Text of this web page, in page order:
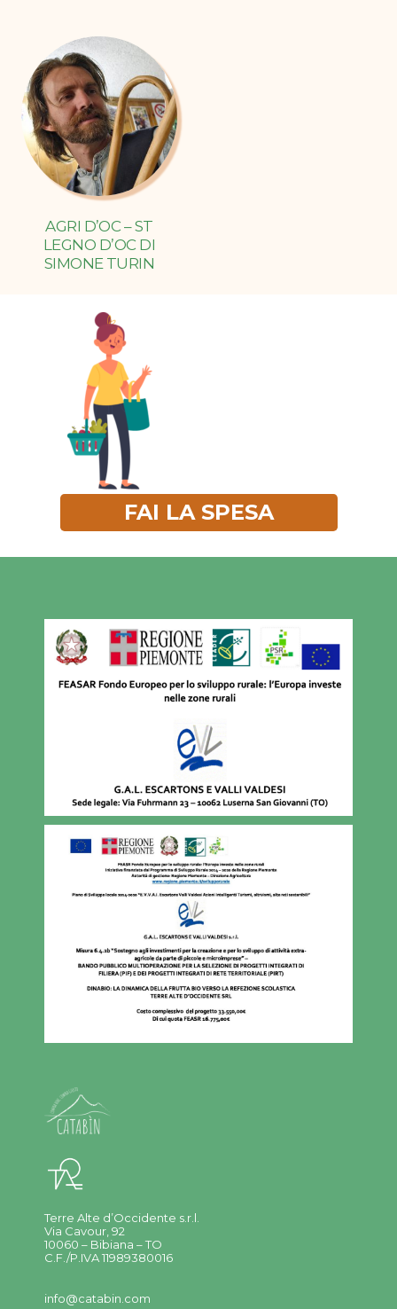
AGRI D’OC – ST
LEGNO D’OC DI
SIMONE TURIN
FAI LA SPESA
Terre Alte d’Occidente s.r.l.
Via Cavour, 92
10060 – Bibiana – TO
C.F./P.IVA 11989380016
info@catabin.com